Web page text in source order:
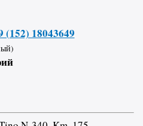
(152) 18043649